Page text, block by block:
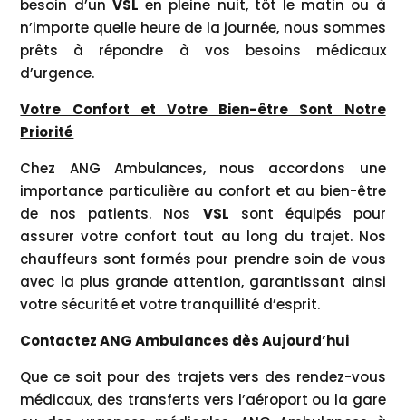
besoin d’un VSL en pleine nuit, tôt le matin ou à
n’importe quelle heure de la journée, nous sommes
prêts à répondre à vos besoins médicaux
d’urgence.
Votre Confort et Votre Bien-être Sont Notre
Priorité
Chez ANG Ambulances, nous accordons une
importance particulière au confort et au bien-être
de nos patients. Nos VSL sont équipés pour
assurer votre confort tout au long du trajet. Nos
chauffeurs sont formés pour prendre soin de vous
avec la plus grande attention, garantissant ainsi
votre sécurité et votre tranquillité d’esprit.
Contactez ANG Ambulances dès Aujourd’hui
Que ce soit pour des trajets vers des rendez-vous
médicaux, des transferts vers l’aéroport ou la gare